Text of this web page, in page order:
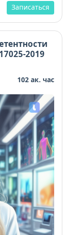
Записаться
2019
102 ак. час